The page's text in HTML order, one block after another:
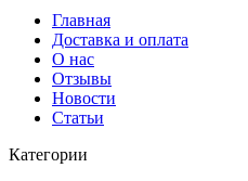
Главная
Доставка и оплата
О нас
Отзывы
Новости
Статьи
Категории